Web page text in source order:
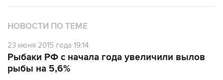
НОВОСТИ ПО ТЕМЕ
23 июня 2015 года 19:14
рыбы на 5,6%
23 июня 2015 года 14:56